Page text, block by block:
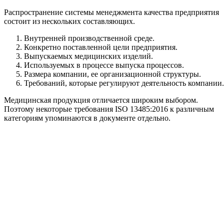
Распространение системы менеджмента качества предприятия
состоит из нескольких составляющих.
Внутренней производственной среде.
Конкретно поставленной цели предприятия.
Выпускаемых медицинских изделий.
Используемых в процессе выпуска процессов.
Размера компании, ее организационной структуры.
Требований, которые регулируют деятельность компании.
Медицинская продукция отличается широким выбором.
Поэтому некоторые требования ISO 13485:2016 к различным
категориям упоминаются в документе отдельно.